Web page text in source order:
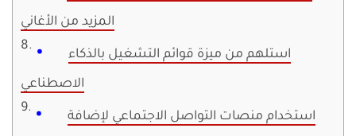
المزيد من الأغاني
استلهم من ميزة قوائم التشغيل بالذكاء
الاصطناعي
استخدام منصات التواصل الاجتماعي لإضافة